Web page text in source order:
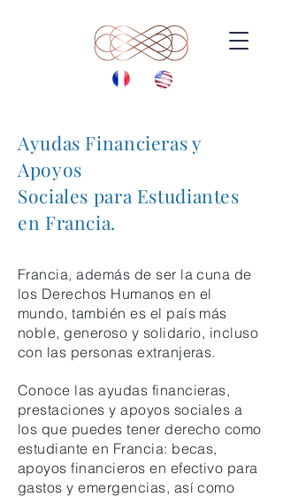
Ayudas Financieras y
Apoyos
Sociales para Estudiantes
en Francia.
Francia, además de ser la cuna de
los Derechos Humanos en el
mundo, también es el país más
noble, generoso y solidario, incluso
con las personas extranjeras.
Conoce las ayudas financieras,
prestaciones y apoyos sociales a
los que puedes tener derecho como
estudiante en Francia: becas,
apoyos financieros en efectivo para
gastos y emergencias, así como